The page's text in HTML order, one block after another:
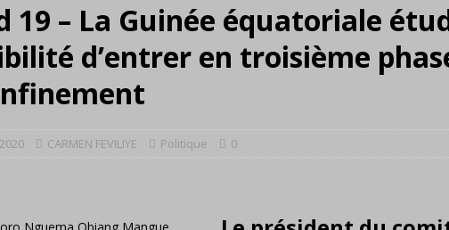
19 – La Guinée équatoriale
d’entrer en troisième
CARMEN FEVILIYE Politique 0